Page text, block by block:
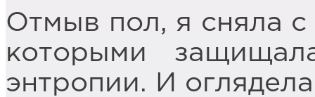
Отмыв пол, я сняла
которыми
энтропии. И